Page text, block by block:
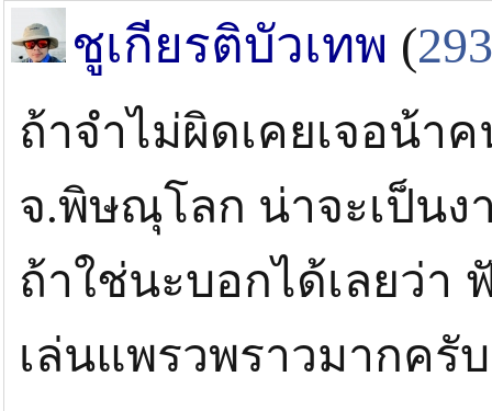
ชูเกียรติบัวเทพ (
ถ้าจำไม่ผิดเคยเจอน้า
จ.พิษณุโลก น่าจะเป็นง
ถ้าใช่นะบอกได้เลยว่า
เล่นแพรวพราวมากครับ